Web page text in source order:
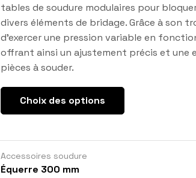
tables de soudure modulaires pour
divers éléments de bridage. Grâce à son
d’exercer une pression variable en
offrant ainsi un ajustement précis et une
pièces à souder.
Choix des options
Accessoires soudure
Équerre 300 mm